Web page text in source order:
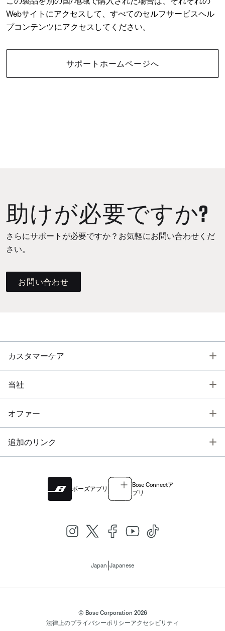
Webサイトにアクセスして、すべてのセルフサービスヘル
プコンテンツにアクセスしてください。
サポートホームページへ
助けが必要ですか?
さらにサポートが必要ですか？お気軽にお問い合わせくだ
さい。
お問い合わせ
カスタマーケア
当社
オファー
追加のリンク
ボーズアプリ
Bose Connectア
プリ
Japan Japanese
© Bose Corporation 2026
法律上のプライバシーポリシーアクセシビリティ